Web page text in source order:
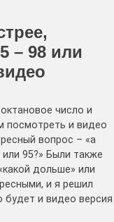
– 98 или
число и
посмотреть и видео
вопрос – «а
95?» Были также
дольше» или
и я решил
и видео версия